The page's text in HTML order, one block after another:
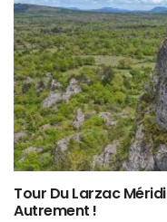
Tour Du Larzac
Autrement !